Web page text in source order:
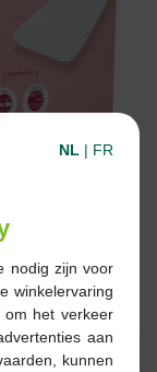
NL | FR
nodig zijn voor
winkelervaring
om het verkeer
aan
kunnen